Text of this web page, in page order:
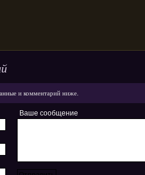
и комментарий ниже.
Ваше сообщение